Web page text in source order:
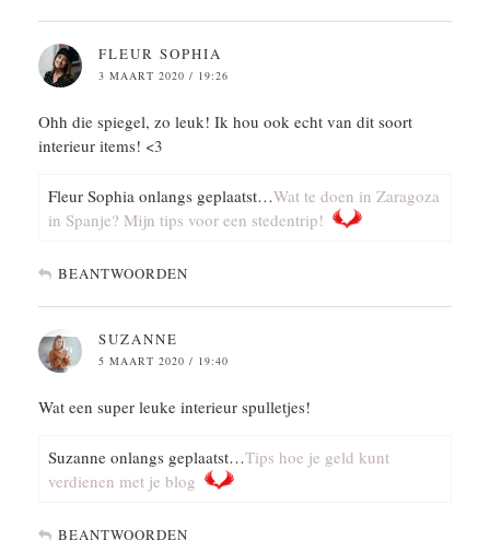
FLEUR SOPHIA
3 MAART 2020 / 19:26
Ohh die spiegel, zo leuk! Ik hou ook echt van dit soort
interieur items! <3
Fleur Sophia onlangs geplaatst…Wat te doen in Zaragoza
in Spanje? Mijn tips voor een stedentrip!
BEANTWOORDEN
SUZANNE
5 MAART 2020 / 19:40
Wat een super leuke interieur spulletjes!
Suzanne onlangs geplaatst…Tips hoe je geld kunt
verdienen met je blog
BEANTWOORDEN